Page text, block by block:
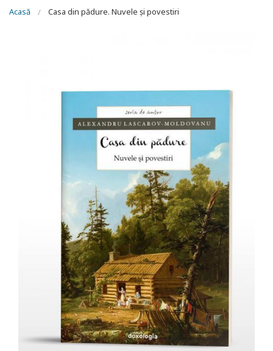
Eşti aici
Acasă Casa din pădure. Nuvele și povestiri